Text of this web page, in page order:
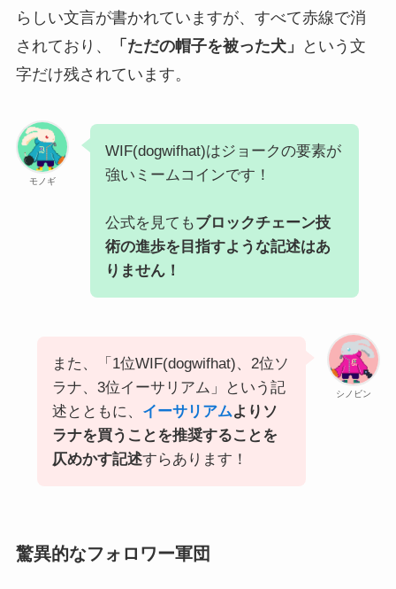
らしい文言が書かれていますが、すべて赤線で消
されており、
「ただの帽子を被った犬」
という文
字だけ残されています。
モノギ
WIF(dogwifhat)はジョークの要素が
強いミームコインです！
公式を見てもブロックチェーン技
術の進歩を目指すような記述はあ
りません！
シノビン
また、「1位WIF(dogwifhat)、2位ソ
ラナ、3位イーサリアム」という記
述とともに、 イーサリアムよりソ
ラナを買うことを推奨することを
仄めかす記述すらあります！
驚異的なフォロワー軍団